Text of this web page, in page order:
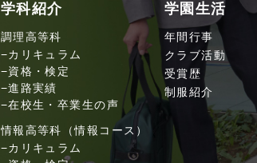
学科紹介
調理高等科
カリキュラム
資格・検定
進路実績
在校生・卒業生の声
情報高等科（情報コース）
カリキュラム
学園生活
年間行事
クラブ活動
受賞歴
制服紹介